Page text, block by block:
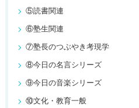
⑤読書関連
⑥塾生関連
⑦塾長のつぶやき考現学
⑧今日の名言シリーズ
⑨今日の音楽シリーズ
⑩文化・教育一般